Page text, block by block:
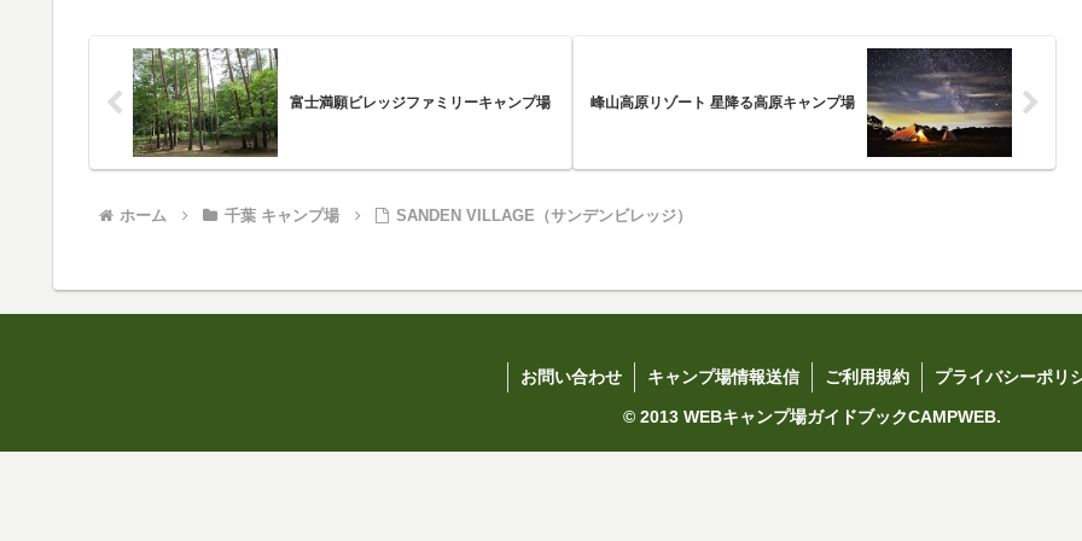
富士満願ビレッジファミリーキャンプ場 峰山高原リゾート 星降る高原キャンプ場
ホーム 千葉 キャンプ場 SANDEN VILLAGE（サンデンビレッジ）
お問い合わせ キャンプ場情報送信 ご利用規約 プライバシーポリ
© 2013 WEBキャンプ場ガイドブックCAMPWEB.